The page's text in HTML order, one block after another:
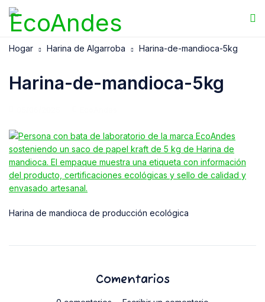
Hogar Harina de Algarroba Harina-de-mandioca-5kg
Harina-de-mandioca-5kg
Harina de mandioca de producción ecológica
Comentarios